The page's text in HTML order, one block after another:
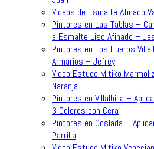
Videos de Esmalte Afinado
Pintores en Las Tablas –
a Esmalte Liso Afinado –
Pintores en Los Hueros
Armarios – Jefrey
Video Estuco Mitiko
Naranja
Pintores en Villalbilla –
3 Colores con Cera
Pintores en Coslada –
Parrilla